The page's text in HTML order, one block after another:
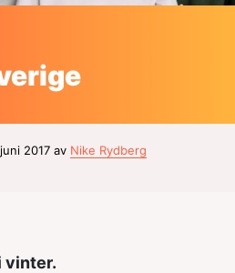
2017 av Nike Rydberg
vinter.